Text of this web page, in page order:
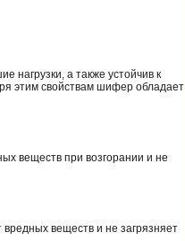
нагрузки, а также устойчив к
этим свойствам шифер обладает
веществ при возгорании и не
веществ и не загрязняет